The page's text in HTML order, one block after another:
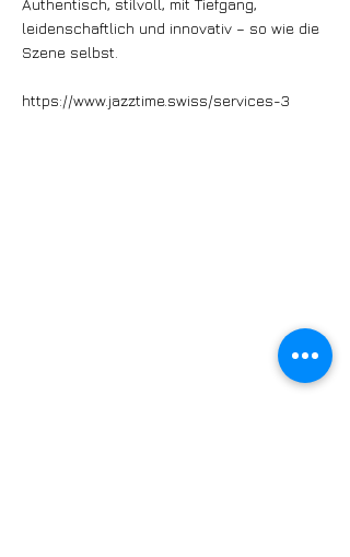
Authentisch, stilvoll, mit Tiefgang,
leidenschaftlich und innovativ – so wie die
Szene selbst.
https://www.jazztime.swiss/services-3